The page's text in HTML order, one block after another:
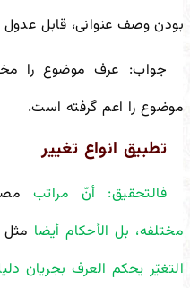
بودن وصف عنوانی، قابل
جواب: عرف موضوع را
موضوع را اعم گرفته است.
تطبیق انواع تغییر
فالتحقیق: أنّ مراتب
مختلفه، بل الأحکام أیضا
التغیّر یحکم العرف بجریان